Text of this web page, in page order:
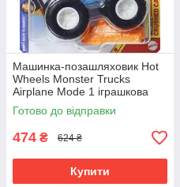
Машинка-позашляховик Hot
Wheels Monster Trucks
Airplane Mode 1 іграшкова
вантажівка в масштабі 1:64
Готово до відправки
474 ₴ 624 ₴
Купити